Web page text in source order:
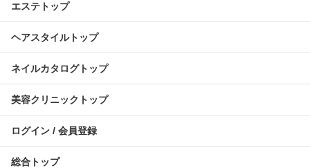
エステトップ
ヘアスタイルトップ
ネイルカタログトップ
美容クリニックトップ
ログイン / 会員登録
総合トップ